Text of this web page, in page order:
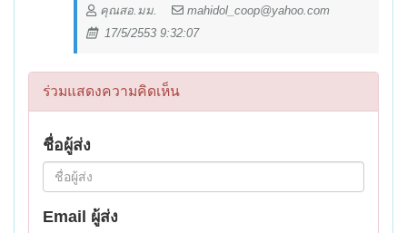
คุณสอ.มม.
mahidol_coop@yahoo.com
17/5/2553 9:32:07
ร่วมแสดงความคิดเห็น
ชื่อผู้ส่ง
Email ผู้ส่ง